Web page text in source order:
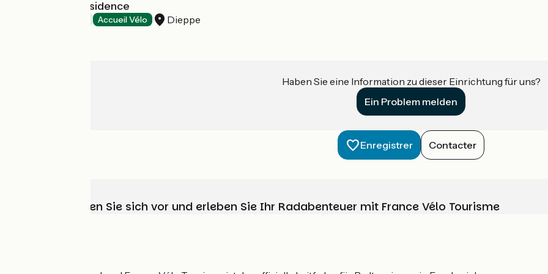
Mercure La Présidence
Accueil Vélo Dieppe
Haben Sie eine Information zu dieser Einrichtung für uns?
Ein Problem melden
Enregistrer Contacter
Wählen, bereiten Sie sich vor und erleben Sie Ihr Radabenteuer mit France Vélo Tourisme